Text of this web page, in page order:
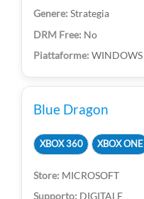
Strategia
No
WINDOWS
Blue Dragon
XBOX 360 XBOX ONE
MICROSOFT
DIGITALE